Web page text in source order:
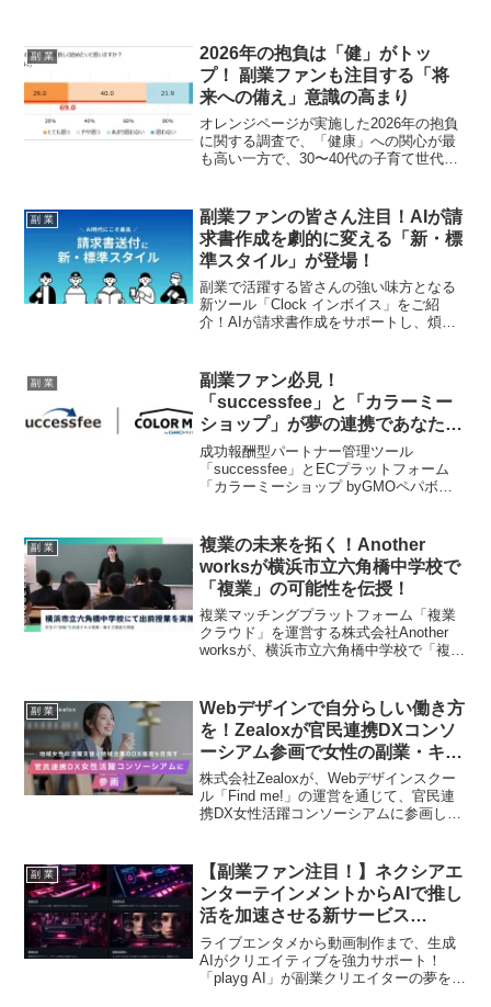
副 業
2026年の抱負は「健」がトッ
プ！ 副業ファンも注目する「将
来への備え」意識の高まり
オレンジページが実施した2026年の抱負
に関する調査で、「健康」への関心が最
も高い一方で、30〜40代の子育て世代で
した。新しい挑戦を応援する、その調査
結果を詳しく見ていきましょう！
副 業
副業ファンの皆さん注目！AIが請
求書作成を劇的に変える「新・標
準スタイル」が登場！
副業で活躍する皆さんの強い味方となる
新ツール「Clock インボイス」をご紹
介！AIが請求書作成をサポートし、煩雑
体でお届けします。
副 業
副業ファン必見！
「successfee」と「カラーミー
ショップ」が夢の連携であなたの
推し活が収益に直結？！
成功報酬型パートナー管理ツール
「successfee」とECプラットフォーム
「カラーミーショップ byGMOペパボ」
た成果報酬型パートナー施策を簡単に導
入・運用できるようになります。副業で
「推し」のECサイトを応援したいファン
にとって、より透明性の高い環境で、活
動が直接的な収益につながる新たなチャ
ンスが到来します。
副 業
複業の未来を拓く！Another
worksが横浜市立六角橋中学校で
「複業」の可能性を伝授！
複業マッチングプラットフォーム「複業
クラウド」を運営する株式会社Another
worksが、横浜市立六角橋中学校で「複
方の選択肢を伝え、自身のキャリアを主
体的に創造する大切さを伝えたこの取り
組みは、複業が社会に深く根差し、誰も
が挑戦できる未来への第一歩となるでし
ょう。
副 業
Webデザインで自分らしい働き方
を！Zealoxが官民連携DXコンソ
ーシアム参画で女性の副業・キャ
リアを強力支援！
株式会社Zealoxが、Webデザインスクー
ル「Find me!」の運営を通じて、官民連
携DX女性活躍コンソーシアムに参画しま
業やキャリアチェンジを目指す女性を力
強くサポートします。
副 業
【副業ファン注目！】ネクシアエ
ンターテインメントからAIで推し
活を加速させる新サービス
「playg AI」が登場！
ライブエンタメから動画制作まで、生成
AIがクリエイティブを強力サポート！
「playg AI」が副業クリエイターの夢を叶